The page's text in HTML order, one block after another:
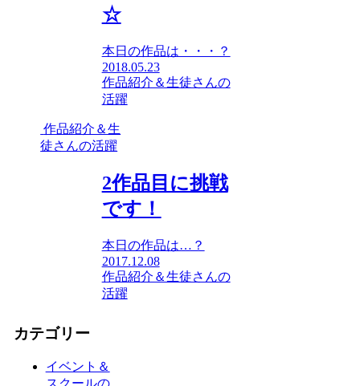
☆
本日の作品は・・・？
2018.05.23
作品紹介＆生徒さんの
活躍
作品紹介＆生
徒さんの活躍
2作品目に挑戦
です！
本日の作品は…？
2017.12.08
作品紹介＆生徒さんの
活躍
カテゴリー
イベント＆